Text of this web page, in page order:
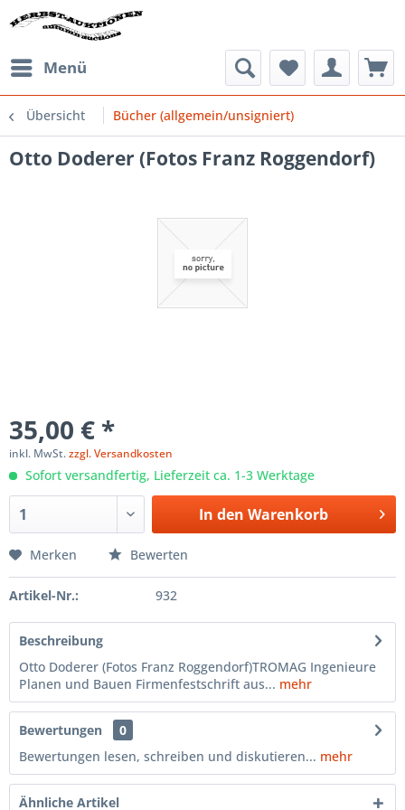
Menü
Übersicht Bücher (allgemein/unsigniert)
Otto Doderer (Fotos Franz Roggendorf)
35,00 € *
inkl. MwSt.zzgl. Versandkosten
Sofort versandfertig, Lieferzeit ca. 1-3 Werktage
In den Warenkorb
Merken Bewerten
Artikel-Nr.: 932
Beschreibung
Otto Doderer (Fotos Franz Roggendorf)TROMAG Ingenieure
Planen und Bauen Firmenfestschrift aus... mehr
Bewertungen
0
Bewertungen lesen, schreiben und diskutieren... mehr
Ähnliche Artikel